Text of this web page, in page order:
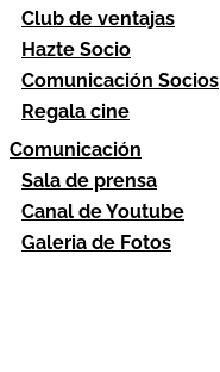
Club de ventajas
Hazte Socio
Comunicación Socios
Regala cine
Comunicación
Sala de prensa
Canal de Youtube
Galeria de Fotos